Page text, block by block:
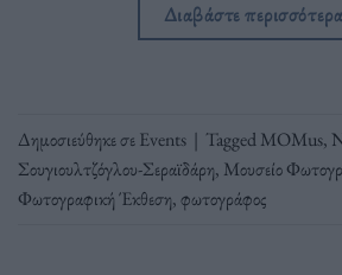
Διαβάστε περισσότερα
Δημοσιεύθηκε σεEvents | TaggedMOMus,
Σουγιουλτζόγλου-Σεραϊδάρη, Μουσείο
Φωτογραφική Έκθεση,φωτογράφος